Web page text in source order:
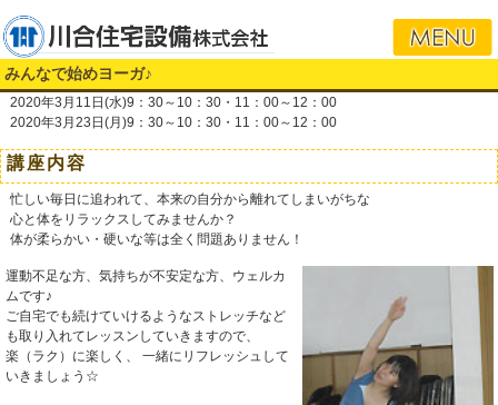
みんなで始めヨーガ♪
2020年3月11日(水)9：30～10：30・11：00～12：00
2020年3月23日(月)9：30～10：30・11：00～12：00
講座内容
忙しい毎日に追われて、本来の自分から離れてしまいがちな
心と体をリラックスしてみませんか？
体が柔らかい・硬いな等は全く問題ありません！
運動不足な方、気持ちが不安定な方、ウェルカ
ムです♪
ご自宅でも続けていけるようなストレッチなど
も取り入れてレッスンしていきますので、
楽（ラク）に楽しく、 一緒にリフレッシュして
いきましょう☆